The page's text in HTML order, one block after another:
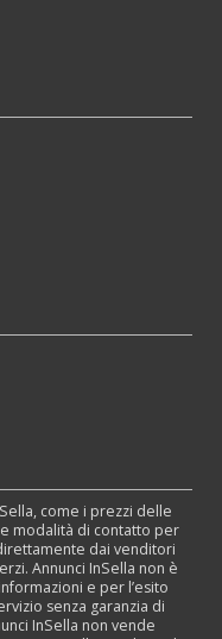
come i prezzi delle
modalità di contatto per
dai venditori
Annunci InSella non è
e per l’esito
senza garanzia di
InSella non vende